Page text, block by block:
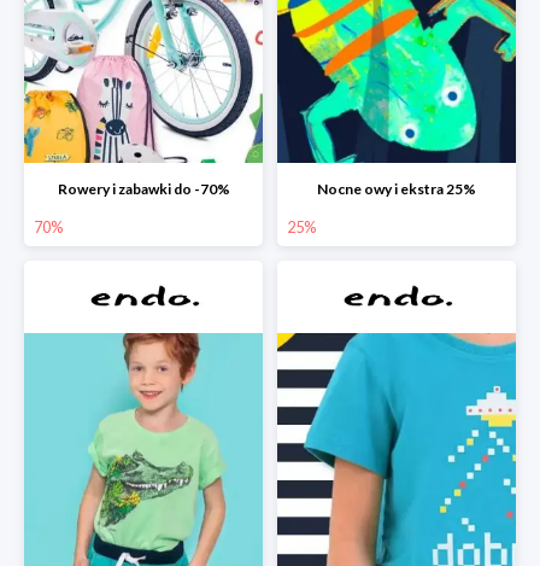
Rowery i zabawki do -70%
70%
Nocne owy i ekstra 25%
25%